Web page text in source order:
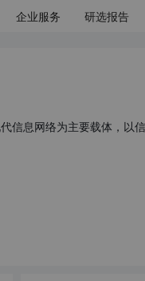
企业服务 研选报告
信息网络为主要载体，以